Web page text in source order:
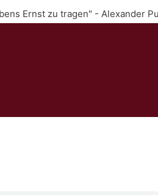
Ernst zu tragen" - Alexander